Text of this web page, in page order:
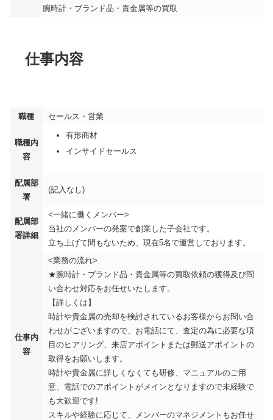
腕時計・ブランド品・貴金属等の買取
仕事内容
職種 セールス・営業
職種内
容
有形商材
インサイドセールス
配属部
署
(記入なし)
配属部
署詳細
<一緒に働くメンバー>
当社のメンバーの発案で創業した子会社です。
立ち上げて間もないため、現在5名で運営しております。
仕事内
容
<業務の流れ>
★腕時計・ブランド品・貴金属等の買取依頼の獲得及び問
い合わせ対応をお任せいたします。
【詳しくは】
時計や貴金属の売却を検討されているお客様からお問い合
わせがございますので、お電話にて、査定の為に必要な項
目のヒアリング、来店アポイントまたは郵送アポイントの
取得をお願いします。
時計や貴金属に詳しくなくても研修、マニュアルのご用
意、電話でのアポイントがメインとなりますので未経験で
も大歓迎です!
スキルや経験に応じて、メンバーのマネジメントもお任せ